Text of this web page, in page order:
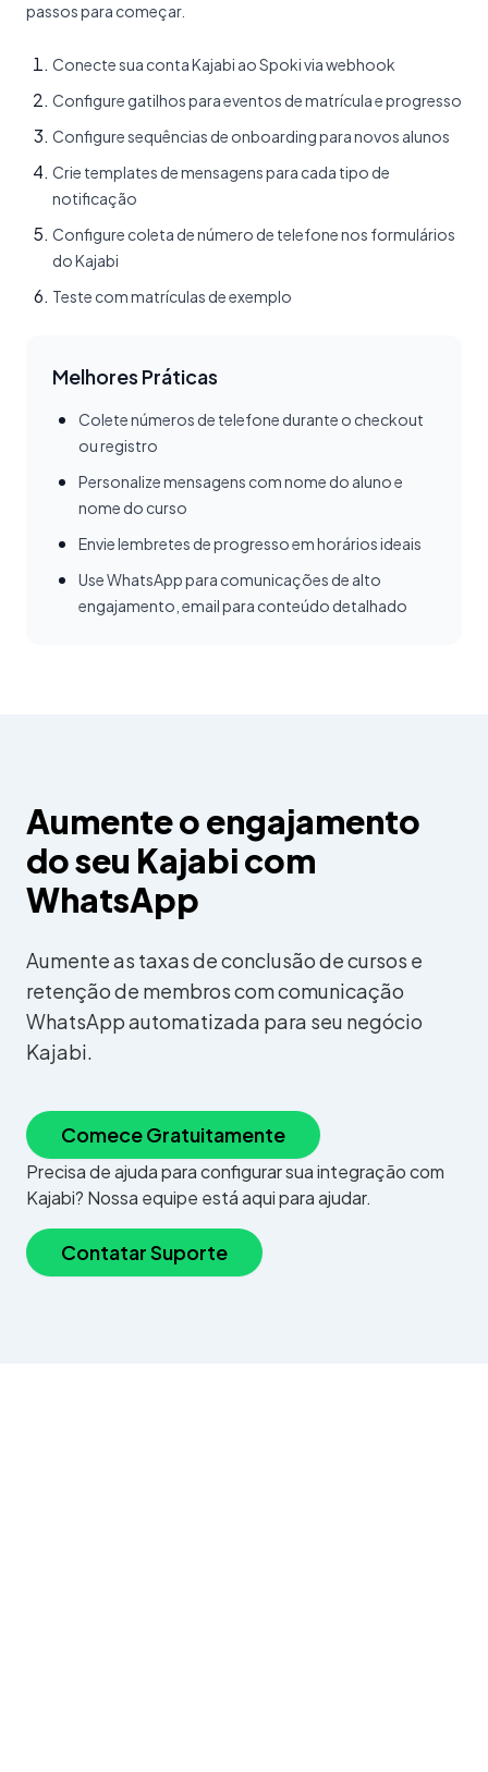
passos para começar.
Conecte sua conta Kajabi ao Spoki via webhook
Configure gatilhos para eventos de matrícula e progresso
Configure sequências de onboarding para novos alunos
Crie templates de mensagens para cada tipo de
notificação
Configure coleta de número de telefone nos formulários
do Kajabi
Teste com matrículas de exemplo
Melhores Práticas
Colete números de telefone durante o checkout
ou registro
Personalize mensagens com nome do aluno e
nome do curso
Envie lembretes de progresso em horários ideais
Use WhatsApp para comunicações de alto
engajamento, email para conteúdo detalhado
Aumente o engajamento
do seu Kajabi com
WhatsApp
Aumente as taxas de conclusão de cursos e
retenção de membros com comunicação
WhatsApp automatizada para seu negócio
Kajabi.
Comece Gratuitamente
Precisa de ajuda para configurar sua integração com
Kajabi? Nossa equipe está aqui para ajudar.
Contatar Suporte